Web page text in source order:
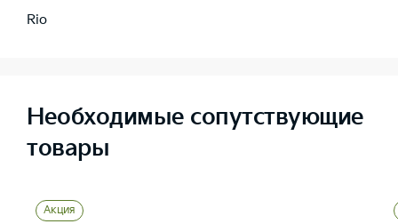
Rio
Необходимые сопутствующие
товары
Акция